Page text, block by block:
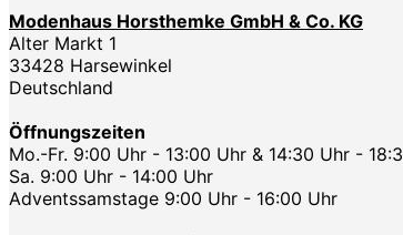
Modenhaus Horsthemke GmbH & Co. KG
Alter Markt 1
33428 Harsewinkel
Deutschland
Öffnungszeiten
Mo.-Fr. 9:00 Uhr - 13:00 Uhr & 14:30 Uhr -
Sa. 9:00 Uhr - 14:00 Uhr
Adventssamstage 9:00 Uhr - 16:00 Uhr